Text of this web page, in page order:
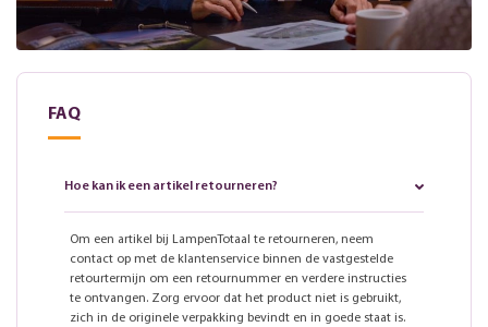
FAQ
Hoe kan ik een artikel retourneren?
Om een artikel bij LampenTotaal te retourneren, neem
contact op met de klantenservice binnen de vastgestelde
retourtermijn om een retournummer en verdere instructies
te ontvangen. Zorg ervoor dat het product niet is gebruikt,
zich in de originele verpakking bevindt en in goede staat is.